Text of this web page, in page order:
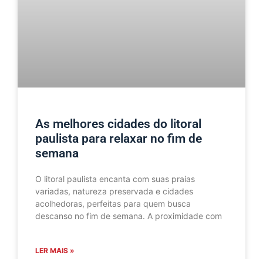
As melhores cidades do litoral
paulista para relaxar no fim de
semana
O litoral paulista encanta com suas praias
variadas, natureza preservada e cidades
acolhedoras, perfeitas para quem busca
descanso no fim de semana. A proximidade com
LER MAIS »